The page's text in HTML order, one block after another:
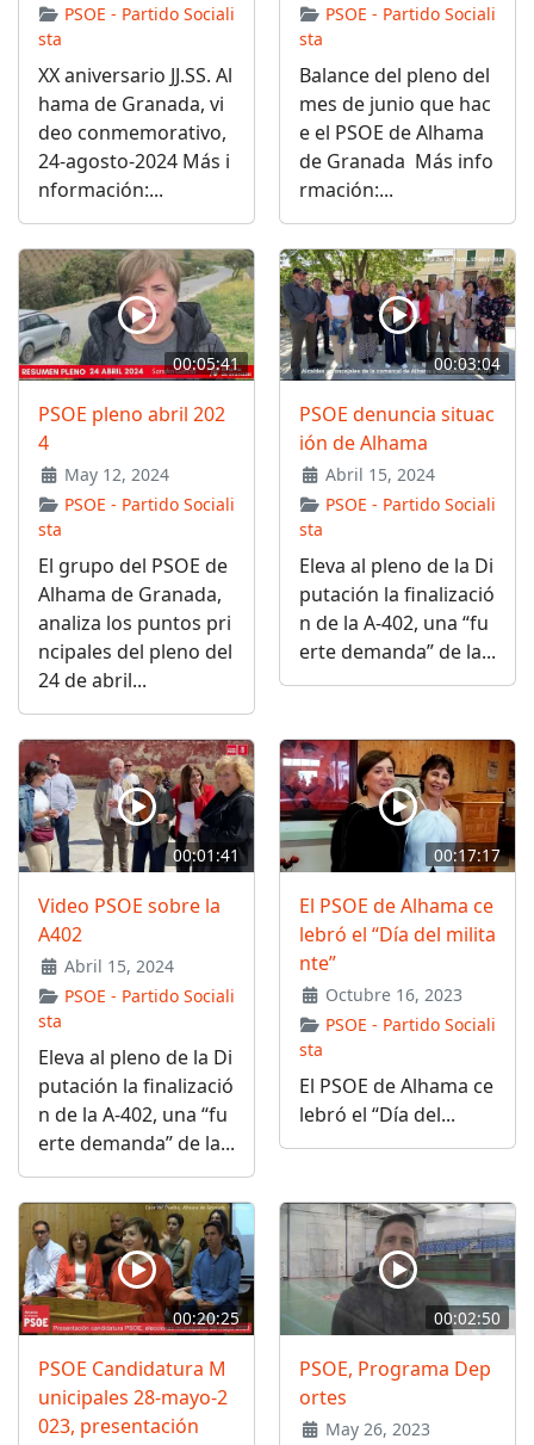
PSOE - Partido Sociali
sta
XX aniversario JJ.SS. Al
hama de Granada, vi
deo conmemorativo,
24-agosto-2024 Más i
nformación:...
PSOE - Partido Sociali
sta
Balance del pleno del
mes de junio que hac
e el PSOE de Alhama
de Granada Más info
rmación:...
00:05:41
PSOE pleno abril 202
4
May 12, 2024
PSOE - Partido Sociali
sta
El grupo del PSOE de
Alhama de Granada,
analiza los puntos pri
ncipales del pleno del
24 de abril...
00:03:04
PSOE denuncia situac
ión de Alhama
Abril 15, 2024
PSOE - Partido Sociali
sta
Eleva al pleno de la Di
putación la finalizació
n de la A-402, una “fu
erte demanda” de la...
00:01:41
Video PSOE sobre la
A402
Abril 15, 2024
PSOE - Partido Sociali
sta
Eleva al pleno de la Di
putación la finalizació
n de la A-402, una “fu
erte demanda” de la...
00:17:17
El PSOE de Alhama ce
lebró el “Día del milita
nte”
Octubre 16, 2023
PSOE - Partido Sociali
sta
El PSOE de Alhama ce
lebró el “Día del...
00:20:25
PSOE Candidatura M
unicipales 28-mayo-2
023, presentación
00:02:50
PSOE, Programa Dep
ortes
May 26, 2023